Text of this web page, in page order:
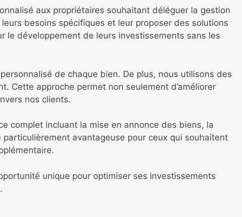
aux propriétaires souhaitant déléguer la gestion
besoins spécifiques et leur proposer des solutions
le développement de leurs investissements sans les
de chaque bien. De plus, nous utilisons des
Cette approche permet non seulement d’améliorer
nos clients.
complet incluant la mise en annonce des biens, la
avantageuse pour ceux qui souhaitent
unique pour optimiser ses investissements